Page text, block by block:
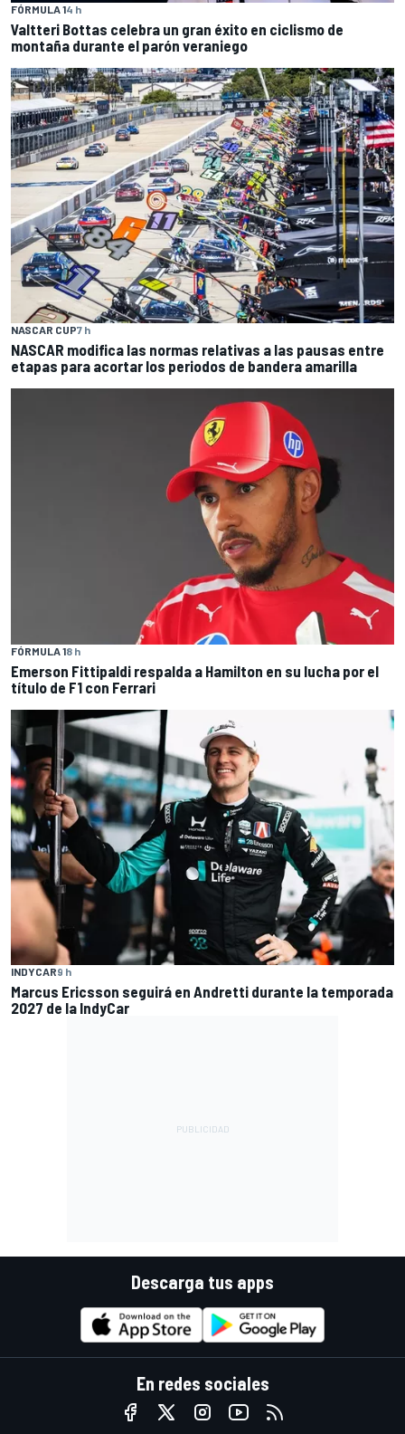
FÓRMULA 14 h
Valtteri Bottas celebra un gran éxito en ciclismo de
montaña durante el parón veraniego
NASCAR CUP7 h
NASCAR modifica las normas relativas a las pausas entre
etapas para acortar los periodos de bandera amarilla
FÓRMULA 18 h
Emerson Fittipaldi respalda a Hamilton en su lucha por el
título de F1 con Ferrari
INDYCAR9 h
Marcus Ericsson seguirá en Andretti durante la temporada
2027 de la IndyCar
Descarga tus apps
En redes sociales